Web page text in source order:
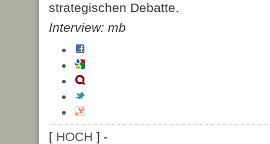
strategischen Debatte.
Interview: mb
[ HOCH ] -